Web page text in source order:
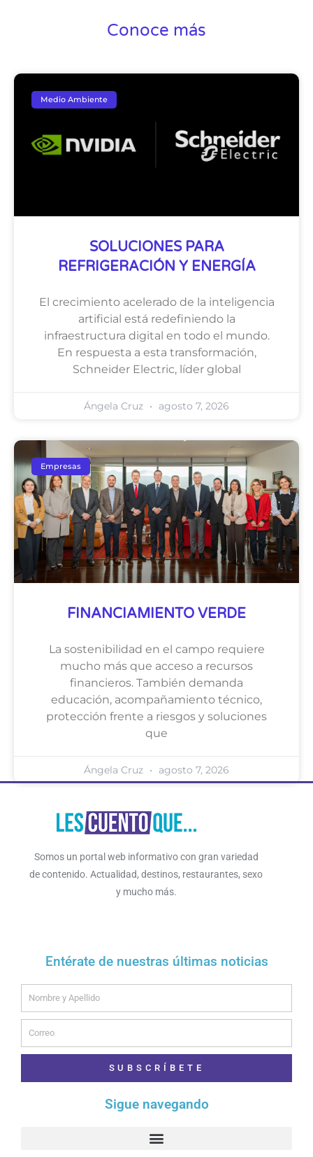
Conoce más
Medio Ambiente
SOLUCIONES PARA
REFRIGERACIÓN Y ENERGÍA
El crecimiento acelerado de la inteligencia
artificial está redefiniendo la
infraestructura digital en todo el mundo.
En respuesta a esta transformación,
Schneider Electric, líder global
Ángela Cruz agosto 7, 2026
Empresas
FINANCIAMIENTO VERDE
La sostenibilidad en el campo requiere
mucho más que acceso a recursos
financieros. También demanda
educación, acompañamiento técnico,
protección frente a riesgos y soluciones
que
Ángela Cruz agosto 7, 2026
Somos un portal web informativo con gran variedad
de contenido. Actualidad, destinos, restaurantes, sexo
y mucho más.
Entérate de nuestras últimas noticias
SUBSCRÍBETE
Sigue navegando